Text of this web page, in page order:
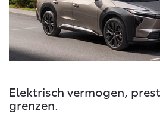
Vanaf € 89.986,-
Elektrisch vermogen,
grenzen.